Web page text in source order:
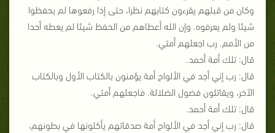
وكان من قبلهم يقرءون كتابهم نظرا، حتى إذا رفعوها لم يحفظوا
شيئا ولم يعرفوه. وإن الله أعطاهم من الحفظ شيئا لم يعطه أحدا
من الأمم. رب اجعلهم أمتي.
قال: تلك أمة أحمد.
قال: رب إني أجد في الألواح أمة يؤمنون بالكتاب الأول وبالكتاب
الآخر، ويقاتلون فضول الضلالة. فاجعلهم أمتي.
قال: تلك أمة أحمد.
قال: رب إني أجد في الألواح أمة صدقاتهم يأكلونها في بطونهم،